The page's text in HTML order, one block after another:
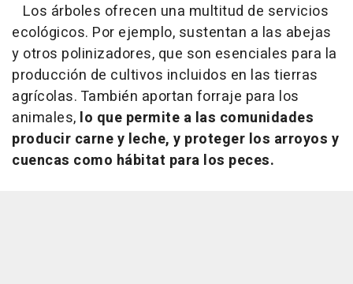
Los árboles ofrecen una multitud de servicios
ecológicos. Por ejemplo, sustentan a las abejas
y otros polinizadores, que son esenciales para la
producción de cultivos incluidos en las tierras
agrícolas. También aportan forraje para los
animales, lo que permite a las comunidades
producir carne y leche, y proteger los arroyos y
cuencas como hábitat para los peces.